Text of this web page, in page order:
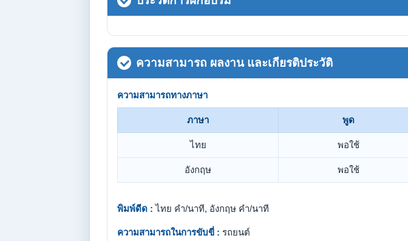
ความสามารถ ผลงาน และเกียรติประวัติ
ความสามารถทางภาษา
ภาษา พูด
ไทย พอใช้
อังกฤษ พอใช้
พิมพ์ดีด : ไทย คำ/นาที, อังกฤษ คำ/นาที
ความสามารถในการขับขี่ : รถยนต์